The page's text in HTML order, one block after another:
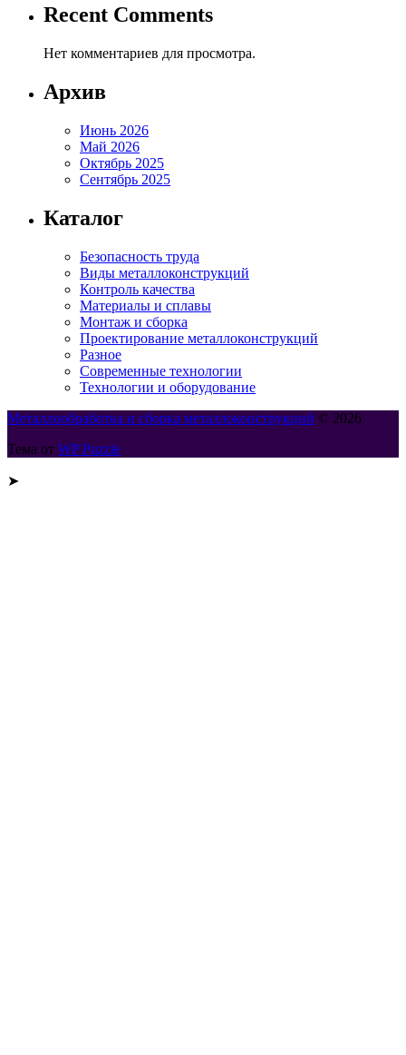
Recent Comments
Нет комментариев для просмотра.
Архив
Июнь 2026
Май 2026
Октябрь 2025
Сентябрь 2025
Каталог
Безопасность труда
Виды металлоконструкций
Контроль качества
Материалы и сплавы
Монтаж и сборка
Проектирование металлоконструкций
Разное
Современные технологии
Технологии и оборудование
Металлообработка и сборка металлоконструкций © 2026
Тема от WP Puzzle
➤